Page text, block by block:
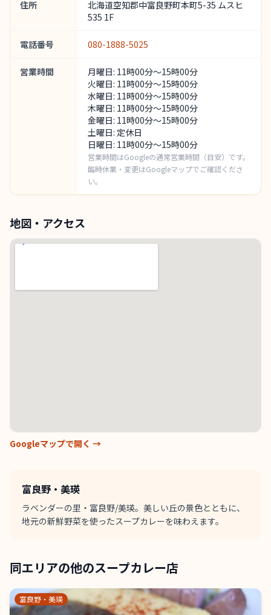
住所
北海道空知郡中富良野町本町5-35 ムスヒ
535 1F
電話番号 080-1888-5025
営業時間
月曜日: 11時00分～15時00分
火曜日: 11時00分～15時00分
水曜日: 11時00分～15時00分
木曜日: 11時00分～15時00分
金曜日: 11時00分～15時00分
土曜日: 定休日
日曜日: 11時00分～15時00分
営業時間はGoogleの通常営業時間（目安）です。
臨時休業・変更はGoogleマップでご確認くださ
い。
地図・アクセス
Googleマップで開く →
富良野・美瑛
ラベンダーの里・富良野/美瑛。美しい丘の景色とともに、
地元の新鮮野菜を使ったスープカレーを味わえます。
同エリアの他のスープカレー店
富良野・美瑛